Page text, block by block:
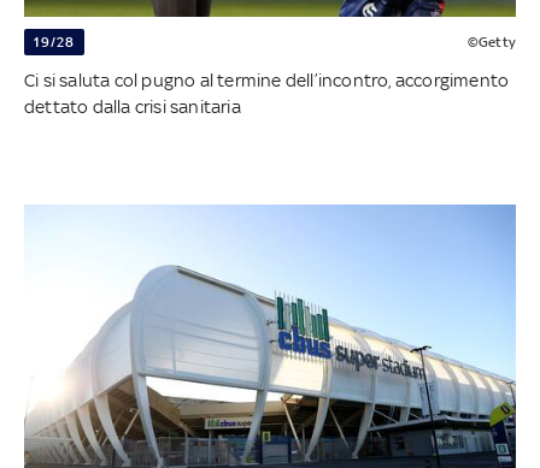
19/28 ©Getty
Ci si saluta col pugno al termine dell’incontro, accorgimento
dettato dalla crisi sanitaria